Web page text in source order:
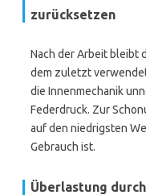
zurücksetzen
Nach der Arbeit bleibt
dem zuletzt
die Innenmechanik
Federdruck. Zur
auf den niedrigsten
Gebrauch ist.
Überlastung